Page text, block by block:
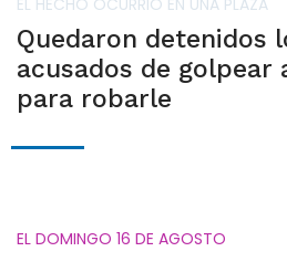
Quedaron detenidos
acusados de golpear
para robarle
EL DOMINGO 16 DE AGOSTO